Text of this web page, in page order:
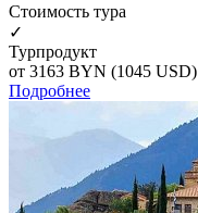
Cтоимость тура
✓
Турпродукт
от 3163 BYN (1045 USD)
Подробнее